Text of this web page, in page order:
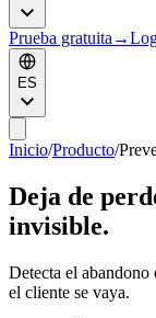
Prueba gratuita →
ES
Inicio/Producto/
Deja de
invisible.
Detecta el abandono
el cliente se vaya.